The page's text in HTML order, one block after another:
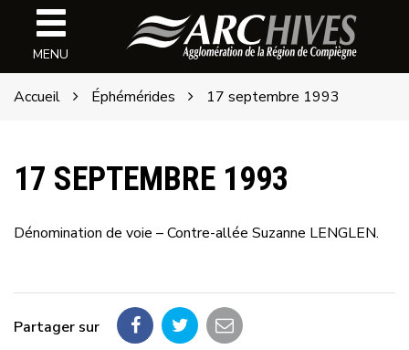
Gestion des traceurs
MENU
Archives
l'ARC
Accueil Éphémérides 17 septembre 1993
17 SEPTEMBRE 1993
Dénomination de voie – Contre-allée Suzanne LENGLEN.
Partager sur
PartagerPartagerPartager